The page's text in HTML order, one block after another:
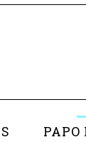
PAPO